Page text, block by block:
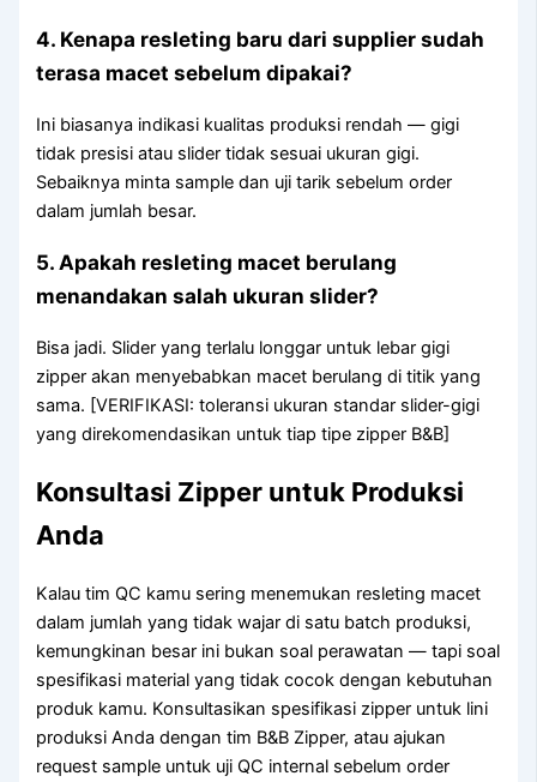
4. Kenapa resleting baru dari supplier sudah
terasa macet sebelum dipakai?
Ini biasanya indikasi kualitas produksi rendah — gigi
tidak presisi atau slider tidak sesuai ukuran gigi.
Sebaiknya minta sample dan uji tarik sebelum order
dalam jumlah besar.
5. Apakah resleting macet berulang
menandakan salah ukuran slider?
Bisa jadi. Slider yang terlalu longgar untuk lebar gigi
zipper akan menyebabkan macet berulang di titik yang
sama. [VERIFIKASI: toleransi ukuran standar slider-gigi
yang direkomendasikan untuk tiap tipe zipper B&B]
Konsultasi Zipper untuk Produksi
Anda
Kalau tim QC kamu sering menemukan resleting macet
dalam jumlah yang tidak wajar di satu batch produksi,
kemungkinan besar ini bukan soal perawatan — tapi soal
spesifikasi material yang tidak cocok dengan kebutuhan
produk kamu. Konsultasikan spesifikasi zipper untuk lini
produksi Anda dengan tim B&B Zipper, atau ajukan
request sample untuk uji QC internal sebelum order